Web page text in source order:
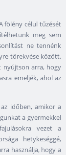
fölény célul tűzését
meg sem
ne tennénk
törekvése között.
nyújtson arra, hogy
emeljék, ahol az
időben, amikor a
a gyermekkel
vezet a
hetykeséggé,
használja, hogy a